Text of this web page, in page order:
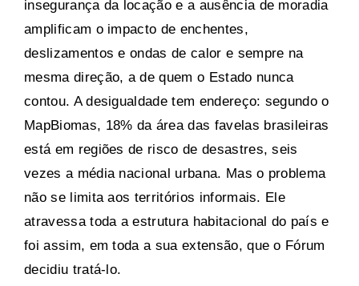
insegurança da locação e a ausência de moradia
amplificam o impacto de enchentes,
deslizamentos e ondas de calor e sempre na
mesma direção, a de quem o Estado nunca
contou. A desigualdade tem endereço: segundo o
MapBiomas, 18% da área das favelas brasileiras
está em regiões de risco de desastres, seis
vezes a média nacional urbana. Mas o problema
não se limita aos territórios informais. Ele
atravessa toda a estrutura habitacional do país e
foi assim, em toda a sua extensão, que o Fórum
decidiu tratá-lo.